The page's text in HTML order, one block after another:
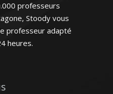
Marie - Professeur
- Nantes
professeurs
Stoody vous
professeur adapté
heures.